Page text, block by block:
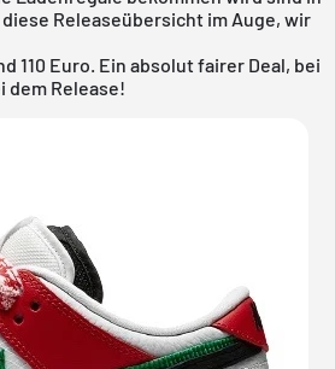
Releaseübersicht im Auge, wir
110 Euro. Ein absolut fairer Deal, bei
dem Release!